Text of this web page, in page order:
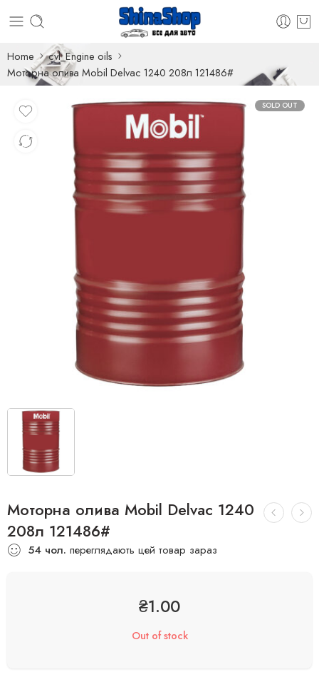
Home
cvl_Engine oils
Моторна олива Mobil Delvac 1240 208л 121486#
SOLD OUT
Моторна олива Mobil Delvac 1240
208л 121486#
54 чол. переглядають цей товар зараз
₴1.00
Out of stock